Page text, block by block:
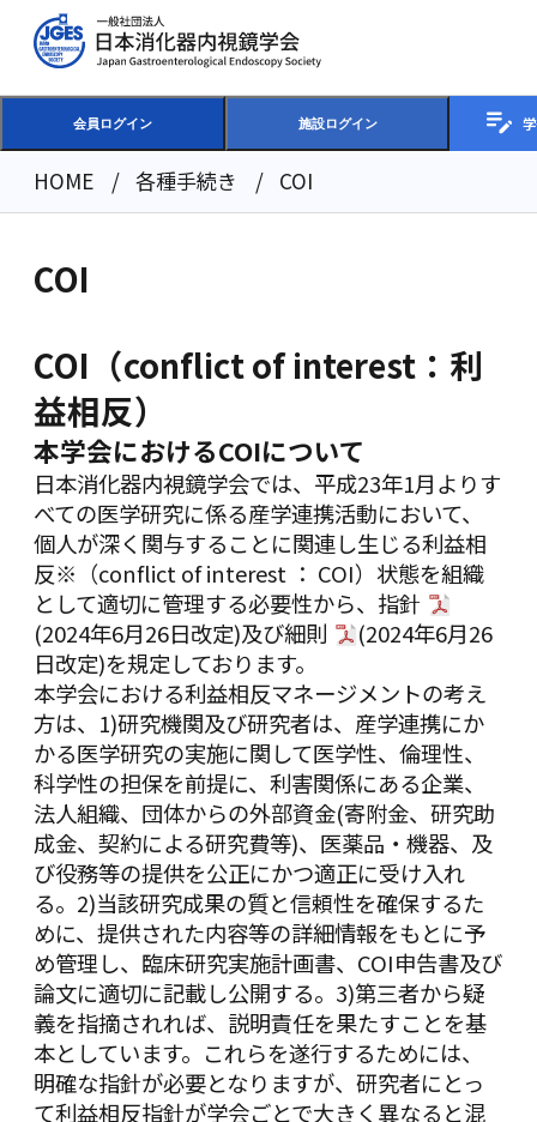
会員ログイン 施設ログイン
HOME 各種手続き COI
COI
COI（conflict of interest：利
益相反）
本学会におけるCOIについて
日本消化器内視鏡学会では、平成23年1月よりす
べての医学研究に係る産学連携活動において、
個人が深く関与することに関連し生じる利益相
反※（conflict of interest ： COI）状態を組織
として適切に管理する必要性から、 指針
(2024年6月26日改定)及び細則
(2024年6月26
日改定)を規定しております。
本学会における利益相反マネージメントの考え
方は、1)研究機関及び研究者は、産学連携にか
かる医学研究の実施に関して医学性、倫理性、
科学性の担保を前提に、利害関係にある企業、
法人組織、団体からの外部資金(寄附金、研究助
成金、契約による研究費等)、医薬品・機器、及
び役務等の提供を公正にかつ適正に受け入れ
る。2)当該研究成果の質と信頼性を確保するた
めに、提供された内容等の詳細情報をもとに予
め管理し、臨床研究実施計画書、COI申告書及び
論文に適切に記載し公開する。3)第三者から疑
義を指摘されれば、説明責任を果たすことを基
本としています。これらを遂行するためには、
明確な指針が必要となりますが、研究者にとっ
て利益相反指針が学会ごとで大きく異なると混